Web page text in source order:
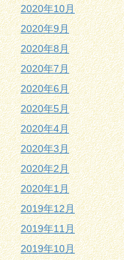
2020年10月
2020年9月
2020年8月
2020年7月
2020年6月
2020年5月
2020年4月
2020年3月
2020年2月
2020年1月
2019年12月
2019年11月
2019年10月